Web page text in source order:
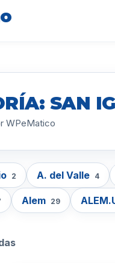
SAN
WPeMatico
2 A. del Valle 4
Alem 29